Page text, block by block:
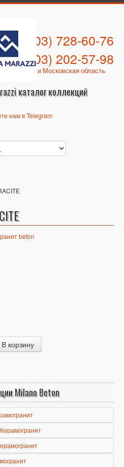
каталог коллекций
+7 (903) 728-60-76
+7 (903) 202-57-98
Москва и Московская область
нам в Telegram
Milano Beton